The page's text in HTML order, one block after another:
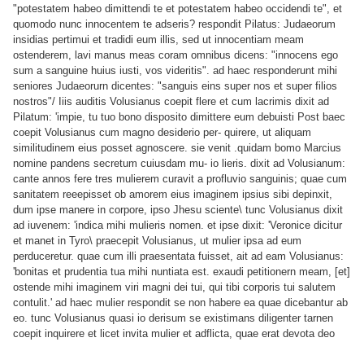
"potestatem habeo dimittendi te et potestatem habeo occidendi te", et
quomodo nunc innocentem te adseris? respondit Pilatus: Judaeorum
insidias pertimui et tradidi eum illis, sed ut innocentiam meam
ostenderem, lavi manus meas coram omnibus dicens: "innocens ego
sum a sanguine huius iusti, vos videritis". ad haec responderunt mihi
seniores Judaeorurn dicentes: "sanguis eins super nos et super filios
nostros"/ Iiis auditis Volusianus coepit flere et cum lacrimis dixit ad
Pilatum: 'impie, tu tuo bono disposito dimittere eum debuisti Post baec
coepit Volusianus cum magno desiderio per- quirere, ut aliquam
similitudinem eius posset agnoscere. sie venit .quidam bomo Marcius
nomine pandens secretum cuiusdam mu- io lieris. dixit ad Volusianum:
cante annos fere tres mulierem curavit a profluvio sanguinis; quae cum
sanitatem reeepisset ob amorem eius imaginem ipsius sibi depinxit,
dum ipse manere in corpore, ipso Jhesu sciente\ tunc Volusianus dixit
ad iuvenem: 'indica mihi mulieris nomen. et ipse dixit: 'Veronice dicitur
et manet in Tyro\ praecepit Volusianus, ut mulier ipsa ad eum
perduceretur. quae cum illi praesentata fuisset, ait ad eam Volusianus:
'bonitas et prudentia tua mihi nuntiata est. exaudi petitionern meam, [et]
ostende mihi imaginem viri magni dei tui, qui tibi corporis tui salutem
contulit.' ad haec mulier respondit se non habere ea quae dicebantur ab
eo. tunc Volusianus quasi io derisum se existimans diligenter tarnen
coepit inquirere et licet invita mulier et adflicta, quae erat devota deo